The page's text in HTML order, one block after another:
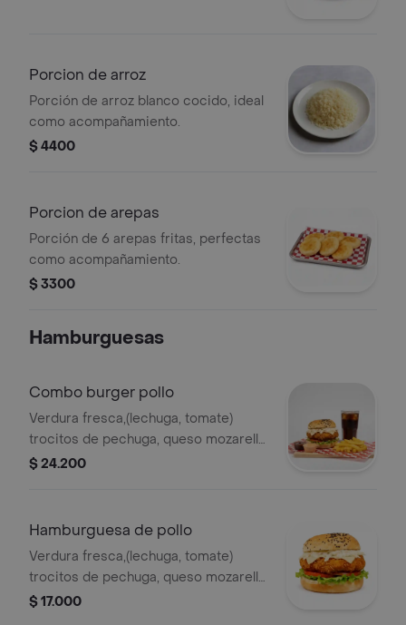
Porcion de arroz
Porción de arroz blanco cocido, ideal
como acompañamiento.
$ 4400
Porcion de arepas
Porción de 6 arepas fritas, perfectas
como acompañamiento.
$ 3300
Hamburguesas
Combo burger pollo
Verdura fresca,(lechuga, tomate)
trocitos de pechuga, queso mozarella,
salsa ranch y cheddar + 150 g de
$ 24.200
Hamburguesa de pollo
Verdura fresca,(lechuga, tomate)
trocitos de pechuga, queso mozarella,
salsa ranch y cheddar.
$ 17.000